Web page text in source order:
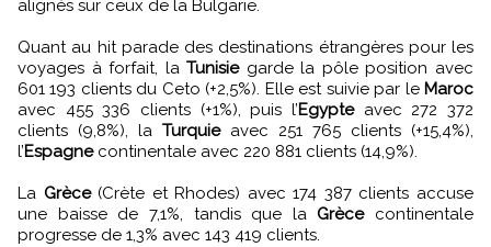
alignés sur ceux de la Bulgarie.
Quant au hit parade des destinations étrangères pour les
voyages à forfait, laTunisiegarde la pôle position avec
601 193 clients du Ceto (+2,5%). Elle est suivie par le Maroc
avec 455 336 clients (+1%), puis l’Egypteavec 272 372
clients (9,8%), la Turquieavec 251 765 clients (+15,4%),
l’Espagnecontinentale avec 220 881 clients (14,9%).
La Grèce(Crète et Rhodes) avec 174 387 clients accuse
une baisse de 7,1%, tandis que la Grècecontinentale
progresse de 1,3% avec 143 419 clients.